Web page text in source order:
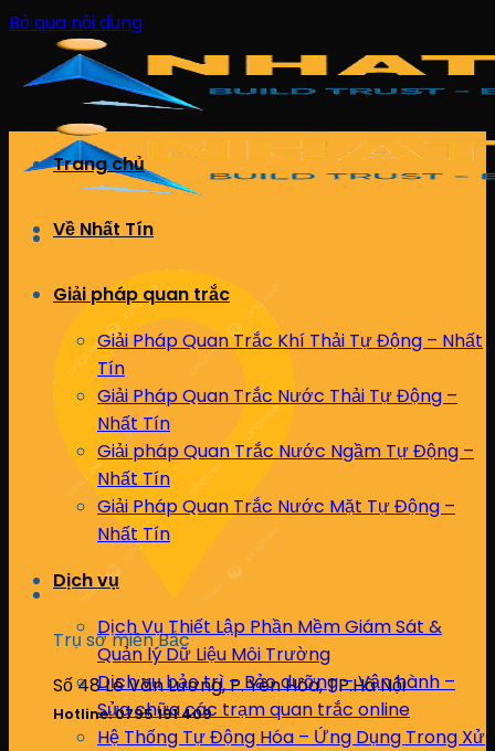
Bỏ qua nội dung
Trụ sở miền Bắc
Số 48 Lê Văn Lương, P. Yên Hòa, TP.Hà Nội
Hotline: 0795 191 409
Trang chủ
Về Nhất Tín
Giải pháp quan trắc
Giải Pháp Quan Trắc Khí Thải Tự Động – Nhất
Tín
Giải Pháp Quan Trắc Nước Thải Tự Động –
Nhất Tín
Giải pháp Quan Trắc Nước Ngầm Tự Động –
Nhất Tín
Giải Pháp Quan Trắc Nước Mặt Tự Động –
Nhất Tín
Dịch vụ
Dịch Vụ Thiết Lập Phần Mềm Giám Sát &
Quản lý Dữ Liệu Môi Trường
Dịch vụ bảo trì – Bảo dưỡng – Vận hành –
Sửa chữa các trạm quan trắc online
Hệ Thống Tự Động Hóa – Ứng Dụng Trong Xử